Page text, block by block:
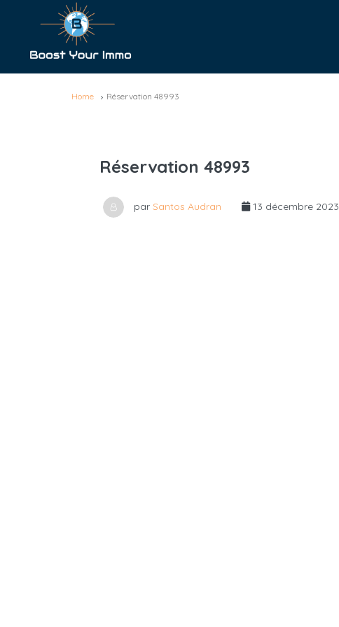
Home Réservation 48993
Réservation 48993
par Santos Audran 13 décembre 2023